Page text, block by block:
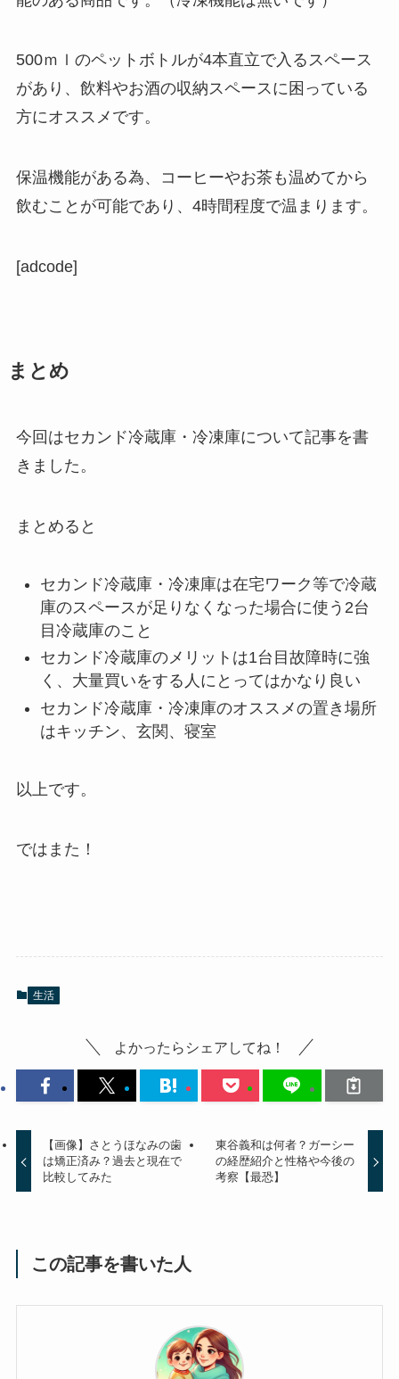
500ｍｌのペットボトルが4本直立で入るスペース
があり、飲料やお酒の収納スペースに困っている
方にオススメです。
保温機能がある為、コーヒーやお茶も温めてから
飲むことが可能であり、4時間程度で温まります。
[adcode]
まとめ
今回はセカンド冷蔵庫・冷凍庫について記事を書
きました。
まとめると
セカンド冷蔵庫・冷凍庫は在宅ワーク等で冷蔵
庫のスペースが足りなくなった場合に使う2台
目冷蔵庫のこと
セカンド冷蔵庫のメリットは1台目故障時に強
く、大量買いをする人にとってはかなり良い
セカンド冷蔵庫・冷凍庫のオススメの置き場所
はキッチン、玄関、寝室
以上です。
ではまた！
生活
よかったらシェアしてね！
【画像】さとうほなみの歯
は矯正済み？過去と現在で
比較してみた
東谷義和は何者？ガーシー
の経歴紹介と性格や今後の
考察【最恐】
この記事を書いた人